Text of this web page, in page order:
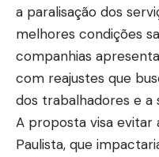
a paralisação dos
melhores condições
companhias
com reajustes que
dos trabalhadores e a
A proposta visa evitar
Paulista, que